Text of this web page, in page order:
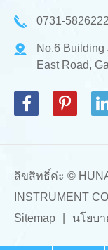
0731-
No.6 Building
East Road,
ลิขสิทธิ์ค่ะ ©
INSTRUMENT
Sitemap
นโยบ